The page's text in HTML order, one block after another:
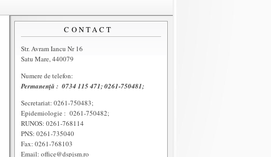
CONTACT
Str. Avram Iancu Nr 16
Satu Mare, 440079
Numere de telefon:
Permanenţă : 0734 115 471; 0261-750481;
Secretariat: 0261-750483;
Epidemiologie : 0261-750482;
RUNOS: 0261-768114
PNS: 0261-735040
Fax: 0261-768103
Email: office@dspjsm.ro